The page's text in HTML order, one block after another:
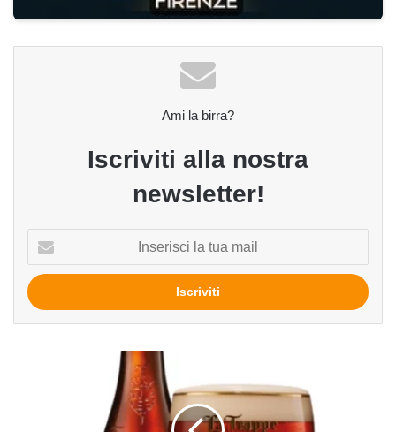
Ami la birra?
Iscriviti alla nostra
newsletter!
tua
mail